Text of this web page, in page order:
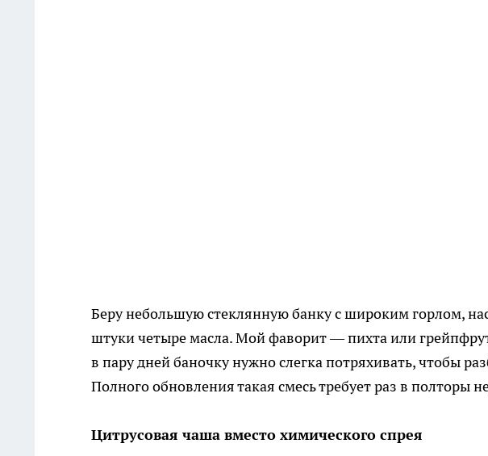
Беру небольшую стеклянную банку с широким горлом,
штуки четыре масла. Мой фаворит — пихта или
в пару дней баночку нужно слегка потряхивать, чтобы
Полного обновления такая смесь требует раз в полторы
Цитрусовая чаша вместо химического спрея